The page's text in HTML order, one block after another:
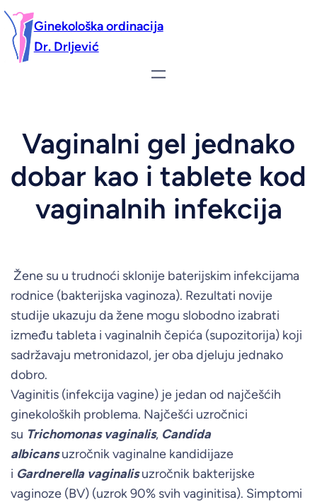
Ginekološka ordinacija
Dr. Drljević
Vaginalni gel jednako
dobar kao i tablete kod
vaginalnih infekcija
Žene su u trudnoći sklonije baterijskim infekcijama
rodnice (bakterijska vaginoza). Rezultati novije
studije ukazuju da žene mogu slobodno izabrati
između tableta i vaginalnih čepića (supozitorija) koji
sadržavaju metronidazol, jer oba djeluju jednako
dobro.
Vaginitis (infekcija vagine) je jedan od najčešćih
ginekoloških problema. Najčešći uzročnici
su Trichomonas vaginalis, Candida
albicansuzročnik vaginalne kandidijaze
i Gardnerella vaginalisuzročnik bakterijske
vaginoze (BV) (uzrok 90% svih vaginitisa). Simptomi